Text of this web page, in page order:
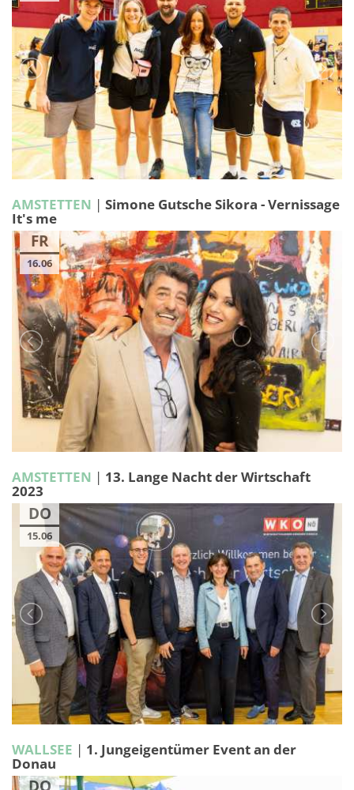
AMSTETTEN | Simone Gutsche Sikora - Vernissage
It's me
FR
16.06
AMSTETTEN | 13. Lange Nacht der Wirtschaft
2023
DO
15.06
WALLSEE | 1. Jungeigentümer Event an der
Donau